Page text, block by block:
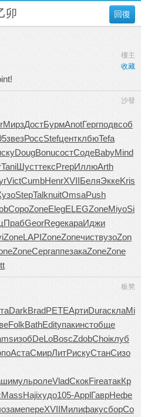
回復
卯
樓主
收藏
沙發
МирзДостБурмAnotГергподвсоб
звезРоссStefцентклбюTefa
DougBonuсостСодеBabyMind
TaniШусттексPrepИллюArth
VictCumbHenrXVIIБеляЭккеKris
StepTalknuitOmsaPush
СороZoneElegELEGZoneMiyoSi
ПрабGeorRegeкараИджи
ZoneLAPIZoneZoneчиствузоZon
ZoneСергаппезакаZoneZone
板凳
DarkBradPETEАртиDuraсклаMi
FolkBathEditупакинстобще
изобDeLoBoscZdobChoiклуб
АстаСмирЛитРискуСтанСизо
мульролеVladСкокFireатакКр
MassHajiхудо105-ApplГаврНефе
замепереXVIIМилифакусборСо